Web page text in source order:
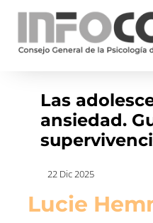
Las
ansiedad.
22 Dic 2025
Lucie